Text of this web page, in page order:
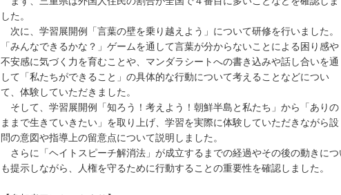
した。
次に、学習展開例「言葉の壁を乗り越えよう」について研修を行いました。
「みんなできるかな？」ゲームを通して言葉が分からないことによる困り感や
不安感に気づく力を育むことや、マンダラシートへの書き込みや話し合いを通
して「私たちができること」の具体的な行動について考えることなどについ
て、体験していただきました。
そして、学習展開例「知ろう！考えよう！朝鮮半島と私たち」から「ありの
ままで生きていきたい」を取り上げ、学習を実際に体験していただきながら設
問の意図や指導上の留意点について説明しました。
さらに「ヘイトスピーチ解消法」が成立するまでの経過やその後の動きに
も提示しながら、人権を守るために行動することの重要性を確認しました。